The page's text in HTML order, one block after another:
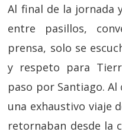
Al final de la jornada
entre pasillos,
prensa, solo se
y respeto para
paso por Santiago.
una exhaustivo viaje
retornaban desde la